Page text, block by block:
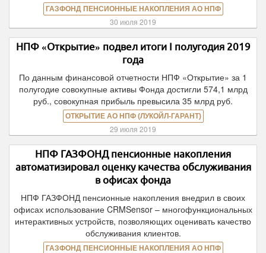
ГАЗФОНД ПЕНСИОННЫЕ НАКОПЛЕНИЯ АО НПФ
30 июля 2019
НПФ «Открытие» подвел итоги I полугодия 2019
года
По данным финансовой отчетности НПФ «Открытие» за 1
полугодие совокупные активы Фонда достигли 574,1 млрд
руб., совокупная прибыль превысила 35 млрд руб.
ОТКРЫТИЕ АО НПФ (ЛУКОЙЛ-ГАРАНТ)
29 июля 2019
НПФ ГАЗФОНД пенсионные накопления
автоматизировал оценку качества обслуживания
в офисах фонда
НПФ ГАЗФОНД пенсионные накопления внедрил в своих
офисах использование CRMSensor – многофункциональных
интерактивных устройств, позволяющих оценивать качество
обслуживания клиентов.
ГАЗФОНД ПЕНСИОННЫЕ НАКОПЛЕНИЯ АО НПФ